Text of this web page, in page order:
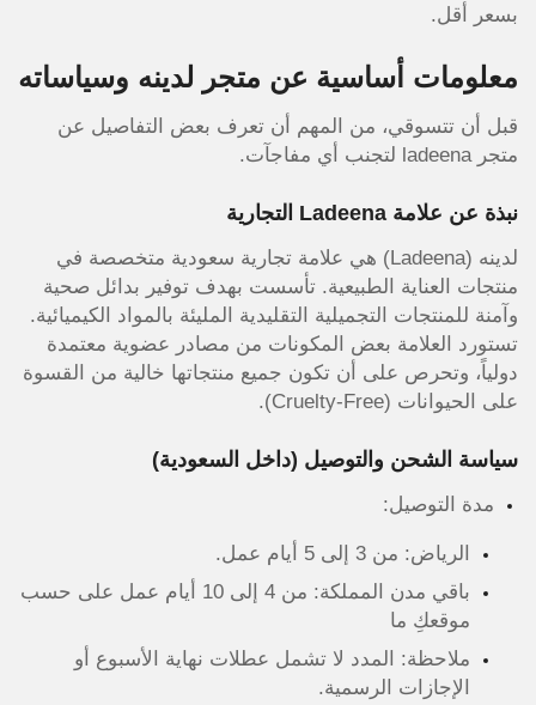
بسعر أقل.
معلومات أساسية عن متجر لدينه وسياساته
قبل أن تتسوقي، من المهم أن تعرف بعض التفاصيل عن
متجر ladeena لتجنب أي مفاجآت.
نبذة عن علامة Ladeena التجارية
لدينه (Ladeena) هي علامة تجارية سعودية متخصصة في
منتجات العناية الطبيعية. تأسست بهدف توفير بدائل صحية
وآمنة للمنتجات التجميلية التقليدية المليئة بالمواد الكيميائية.
تستورد العلامة بعض المكونات من مصادر عضوية معتمدة
دولياً، وتحرص على أن تكون جميع منتجاتها خالية من القسوة
على الحيوانات (Cruelty-Free).
سياسة الشحن والتوصيل (داخل السعودية)
مدة التوصيل:
الرياض: من 3 إلى 5 أيام عمل.
باقي مدن المملكة: من 4 إلى 10 أيام عمل على حسب
موقعكِ ما
ملاحظة: المدد لا تشمل عطلات نهاية الأسبوع أو
الإجازات الرسمية.